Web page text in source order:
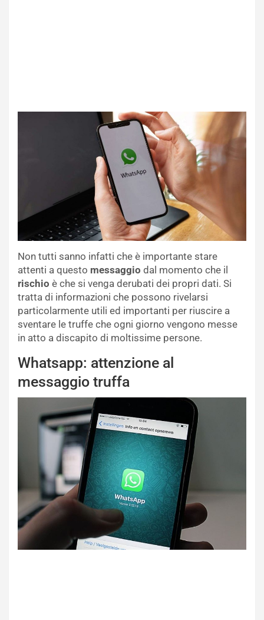
Non tutti sanno infatti che è importante stare
attenti a questo messaggio dal momento che il
rischio è che si venga derubati dei propri dati. Si
tratta di informazioni che possono rivelarsi
particolarmente utili ed importanti per riuscire a
sventare le truffe che ogni giorno vengono messe
in atto a discapito di moltissime persone.
Whatsapp: attenzione al
messaggio truffa